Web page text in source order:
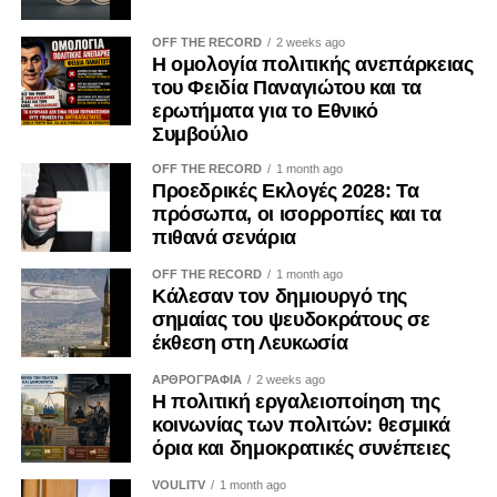
προσπάθεια.
Η Ρωσία, η οποία αποτελεί την τρίτη μεγαλύτερη
παραγωγό πετρελαίου παγκοσμίως και σημαντική
εξαγωγική δύναμη, αναμένεται να προχωρήσει σε
εισαγωγές καυσίμων μέσω θαλάσσης κατά τη διάρκεια
του μήνα, προκειμένου να αντιμετωπίσει τις ελλείψεις που
προκάλεσαν οι εκτεταμένες ουκρανικές επιθέσεις σε
διυλιστήριά της, σύμφωνα με πηγές της βιομηχανίας.
σοβαρές προκλήσεις, όπως ο υψηλός πληθωρισμός, η
έλλειψη εργατικού δυναμικού και το αυξημένο κόστος
δανεισμού.
Στο μεταξύ, χθες Τετάρτη ο Ουκρανός πρόεδρος
Βολοντίμιρ Ζελένσκι είχε συνομιλίες με τον Αμερικανό
πρόεδρο Ντόναλντ Τραμπ, τον Γάλλο πρόεδρο Εμανουέλ
OFF THE RECORD 2 weeks ago
Η ομολογία πολιτικής ανεπάρκειας
του Φειδία Παναγιώτου και τα
ερωτήματα για το Εθνικό
Συμβούλιο
OFF THE RECORD 1 month ago
Προεδρικές Εκλογές 2028: Τα
πρόσωπα, οι ισορροπίες και τα
πιθανά σενάρια
OFF THE RECORD 1 month ago
Κάλεσαν τον δημιουργό της
σημαίας του ψευδοκράτους σε
έκθεση στη Λευκωσία
ΑΡΘΡΟΓΡΑΦΙΑ 2 weeks ago
Η πολιτική εργαλειοποίηση της
κοινωνίας των πολιτών: θεσμικά
όρια και δημοκρατικές συνέπειες
VOULITV 1 month ago